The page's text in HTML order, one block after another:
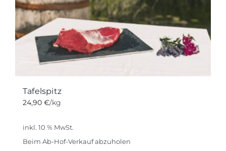
Tafelspitz
24,90 €/kg
inkl. 10 % MwSt.
Beim Ab-Hof-Verkauf abzuholen